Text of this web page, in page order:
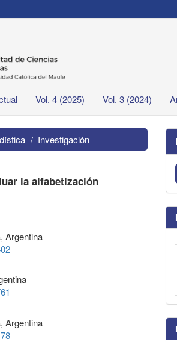
Vol. 4 (2025) Vol. 3 (2024)
Investigación
la alfabetización
Argentina
Argentina